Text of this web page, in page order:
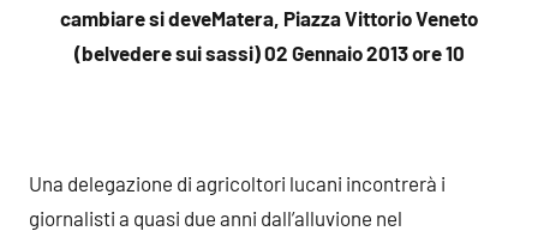
cambiare si deveMatera, Piazza Vittorio Veneto
(belvedere sui sassi) 02 Gennaio 2013 ore 10
Una delegazione di agricoltori lucani incontrerà i
giornalisti a quasi due anni dall’alluvione nel